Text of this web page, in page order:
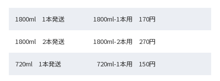
1800ml 1本発送 1800ml-1本用 170円
1800ml 2本発送 1800ml-2本用 270円
720ml 1本発送 720ml-1本用 150円